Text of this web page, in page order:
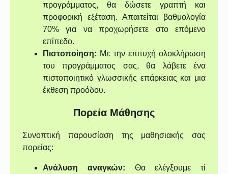
προγράμματος, θα δώσετε γραπτή και
προφορική εξέταση. Απαιτείται βαθμολογία
70% για να προχωρήσετε στο επόμενο
επίπεδο.
Πιστοποίηση: Με την επιτυχή ολοκλήρωση
του προγράμματος σας, θα λάβετε ένα
πιστοποιητικό γλωσσικής επάρκειας και μια
έκθεση προόδου.
Πορεία Μάθησης
Συνοπτική παρουσίαση της μαθησιακής σας
πορείας:
Ανάλυση αναγκών: Θα ελέγξουμε τί